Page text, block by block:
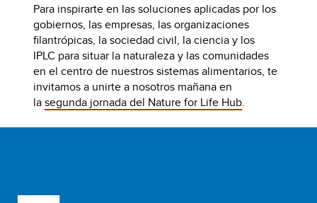
Para inspirarte en las soluciones aplicadas por los
gobiernos, las empresas, las organizaciones
filantrópicas, la sociedad civil, la ciencia y los
IPLC para situar la naturaleza y las comunidades
en el centro de nuestros sistemas alimentarios, te
invitamos a unirte a nosotros mañana en
lasegunda jornada del Nature for Life Hub.